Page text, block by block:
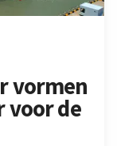
vormen
voor de